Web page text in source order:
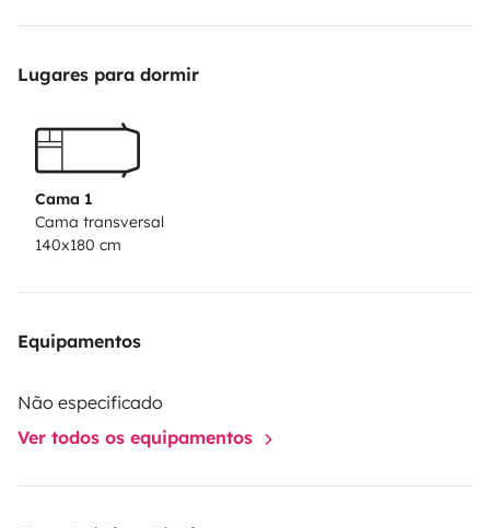
Lugares para dormir
Cama 1
Cama transversal
140x180 cm
Equipamentos
Não especificado
Ver todos os equipamentos